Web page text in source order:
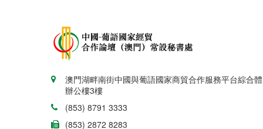
澳門湖畔南街中國與葡語國家商貿合作服務平台綜合體
辦公樓3樓
(853) 8791 3333
(853) 2872 8283